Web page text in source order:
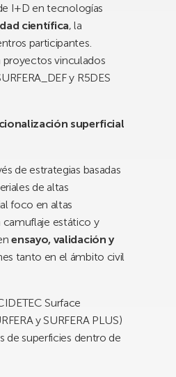
I+D en tecnologías
científica, la
participantes.
proyectos vinculados
y R5DES
superficial
de estrategias basadas
de altas
foco en altas
camuflaje estático y
ensayo, validación y
tanto en el ámbito civil
Surface
y SURFERA PLUS)
de superficies dentro de